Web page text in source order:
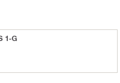
1-G